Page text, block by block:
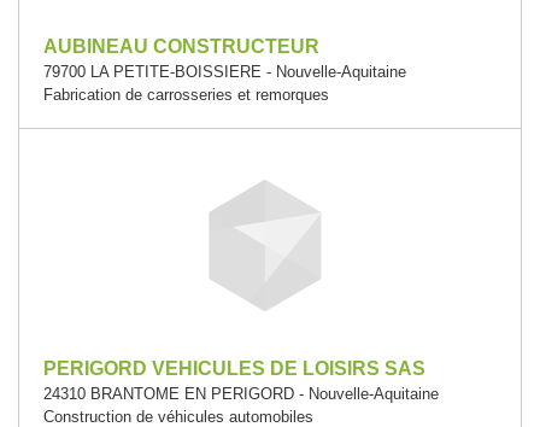
AUBINEAU CONSTRUCTEUR
79700 LA PETITE-BOISSIERE - Nouvelle-Aquitaine
Fabrication de carrosseries et remorques
PERIGORD VEHICULES DE LOISIRS SAS
24310 BRANTOME EN PERIGORD - Nouvelle-Aquitaine
Construction de véhicules automobiles